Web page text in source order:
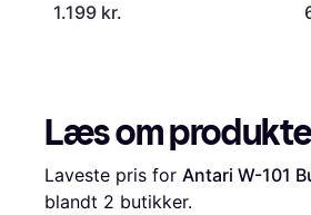
1.199 kr.
Læs om
Laveste pris for Antari W-101
blandt 2 butikker.